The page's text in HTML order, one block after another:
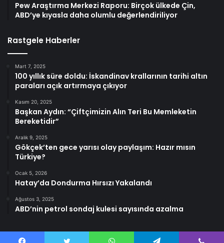
Pew Araştırma Merkezi Raporu: Birçok ülkede Çin,
ABD’ye kıyasla daha olumlu değerlendiriliyor
Rastgele Haberler
Mart 7, 2025
100 yıllık süre doldu: İskandinav krallarının tarihi altın
paraları açık artırmaya çıkıyor
Kasım 20, 2025
Başkan Aydın: “Çiftçimizin Alın Teri Bu Memleketin
Bereketidir”
Aralık 9, 2025
Gökçek’ten gece yarısı olay paylaşım: Hazır mısın
Türkiye?
Ocak 5, 2026
Hatay’da Dondurma Hırsızı Yakalandı
Ağustos 3, 2025
ABD’nin petrol sondaj kulesi sayısında azalma